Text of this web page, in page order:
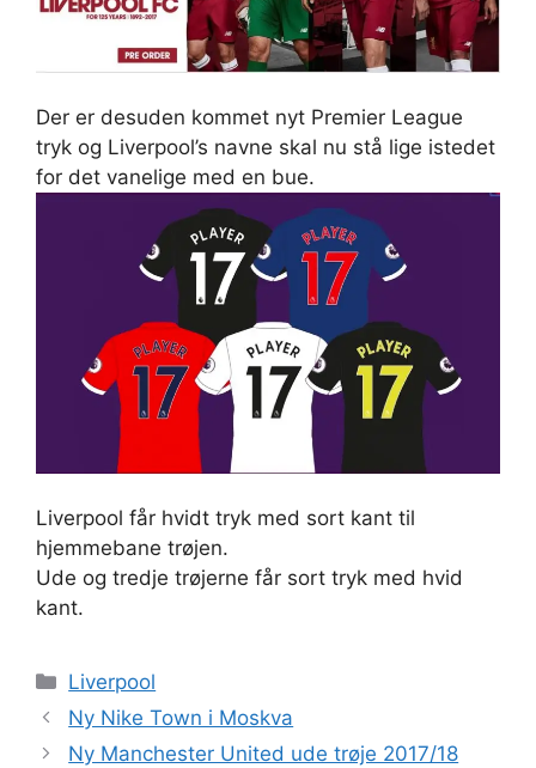
Der er desuden kommet nyt Premier League
tryk og Liverpool’s navne skal nu stå lige istedet
for det vanelige med en bue.
Liverpool får hvidt tryk med sort kant til
hjemmebane trøjen.
Ude og tredje trøjerne får sort tryk med hvid
kant.
Kategorier
Liverpool
Ny Nike Town i Moskva
Ny Manchester United ude trøje 2017/18